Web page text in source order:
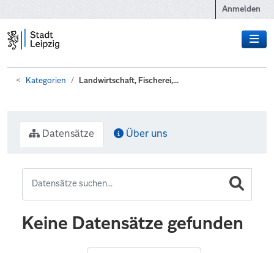
Anmelden
Kategorien Landwirtschaft, Fischerei,...
Datensätze Über uns
Keine Datensätze gefunden